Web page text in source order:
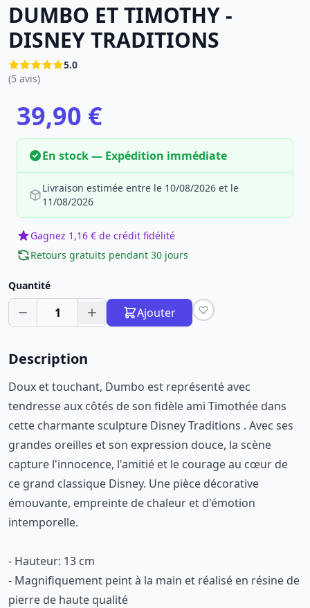
DUMBO ET TIMOTHY -
DISNEY TRADITIONS
5.0
(5 avis)
39,90 €
En stock — Expédition immédiate
Livraison estimée entre le 10/08/2026 et le
11/08/2026
Gagnez 1,16 € de crédit fidélité
Retours gratuits pendant 30 jours
Quantité
1 Ajouter
Description
Doux et touchant, Dumbo est représenté avec
tendresse aux côtés de son fidèle ami Timothée dans
cette charmante sculpture Disney Traditions . Avec ses
grandes oreilles et son expression douce, la scène
capture l'innocence, l'amitié et le courage au cœur de
ce grand classique Disney. Une pièce décorative
émouvante, empreinte de chaleur et d'émotion
intemporelle.
- Hauteur: 13 cm
- Magnifiquement peint à la main et réalisé en résine de
pierre de haute qualité